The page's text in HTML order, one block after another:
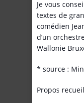
Je vous
textes de
comédien
d’un
Wallonie
* source :
Propos